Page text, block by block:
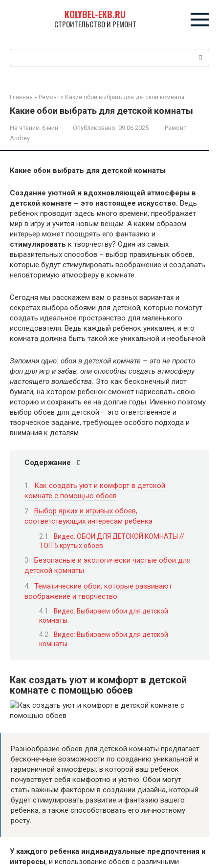
KOLYBEL-EKB.RU
СТРОИТЕЛЬСТВО И РЕМОНТ
Главная » Ремонт » Какие обои выбрать для детской комнаты
Какие обои выбрать для детской комнаты
На чтение: 6 мин Опубликовано: 09.06.2025
Ремонт
Andrey
Какие обои выбрать для детской комнаты
Создание уютной и вдохновляющей атмосферы в
детской комнате – это настоящее искусство. Ведь
ребенок проводит здесь много времени, преображает
мир в игру и учится новым вещам. А каким образом
интерьер может поощрять его фантазию и
стимулировать к творчеству? Один из самых
выразительных способов – выбор правильных обоев,
которые будут стимулировать воображение и создавать
неповторимую атмосферу в комнате.
Сегодня мы расскажем вам о разных вариантах и
секретах выбора обоями для детской, которые помогут
создать идеальное пространство для маленького
исследователя. Ведь каждый ребенок уникален, и его
комната должна быть такой же уникальной и необычной.
Запомни одно: обои в детской комнате – это не просто
фон для игр и забав, они способны создать атмосферу
настоящего волшебства. Это как бесконечный лист
бумаги, на котором ребенок сможет нарисовать свою
историю и сохранить ее на долгие годы. Именно поэтому
выбор обоев для детской – это ответственное и
творческое задание, требующее особого подхода и
внимания к деталям.
Содержание
Как создать уют и комфорт в детской
комнате с помощью обоев
Выбор ярких и игривых обоев,
соответствующих интересам ребенка
Видео: ОБОИ ДЛЯ ДЕТСКОЙ КОМНАТЫ //
ТОП 5 крутых обоев
Безопасные и экологически чистые обои для
детской комнаты
Тематические обои, которые развивают
воображение и творчество
Видео: Выбираем обои для детской
комнаты.
Видео: Выбираем обои для детской
комнаты.
Как создать уют и комфорт в детской
комнате с помощью обоев
Разнообразие обоев для детской комнаты предлагает
бесконечные возможности по созданию уникальной и
гармоничной атмосферы, в которой ваш ребенок
почувствует себя комфортно и уютно. Обои могут
стать важным фактором в создании дизайна, который
будет стимулировать развитие и фантазию вашего
ребенка, а также способствовать его личностному
росту.
У каждого ребенка индивидуальные предпочтения и
интересы, и использование обоев с различными